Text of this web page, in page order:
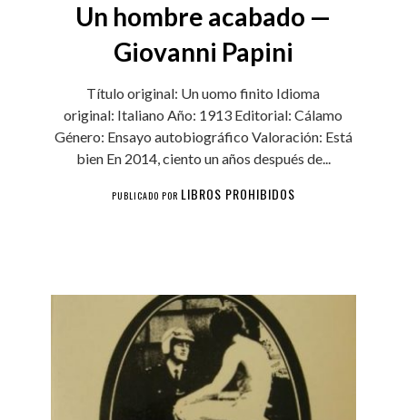
Un hombre acabado —
Giovanni Papini
Título original: Un uomo finito Idioma
original: Italiano Año: 1913 Editorial: Cálamo
Género: Ensayo autobiográfico Valoración: Está
bien En 2014, ciento un años después de...
PUBLICADO POR LIBROS PROHIBIDOS